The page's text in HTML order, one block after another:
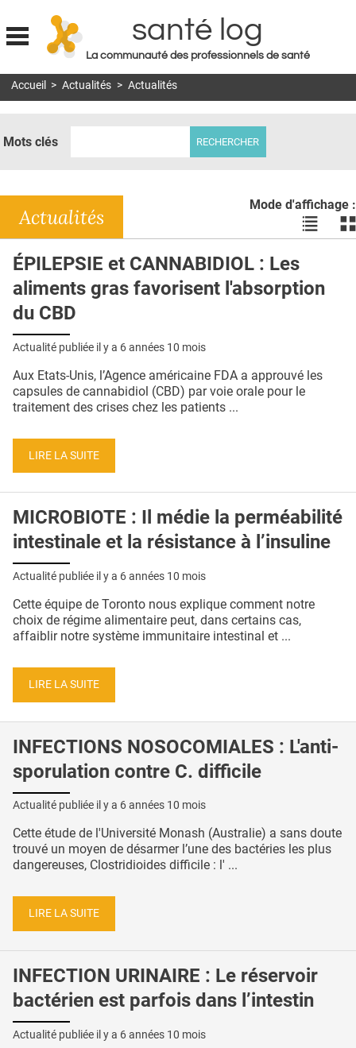
Jump to navigation
santé log
La communauté des professionnels de santé
MON COMPTE
DOSSIERS
RÉSEAUX
E-REVUE SAD
L'APP
PUBLICITÉ
CONTACT
Accueil > Actualités > Actualités
Mots clés
Mode d'affichage :
Voir
les
liste
les
Actualités
ÉPILEPSIE et CANNABIDIOL : Les
aliments gras favorisent l'absorption
du CBD
Actualité publiée il y a 6 années 10 mois
Aux Etats-Unis, l’Agence américaine FDA a approuvé les
capsules de cannabidiol (CBD) par voie orale pour le
traitement des crises chez les patients ...
LIRE LA SUITE
MICROBIOTE : Il médie la perméabilité
intestinale et la résistance à l’insuline
Actualité publiée il y a 6 années 10 mois
Cette équipe de Toronto nous explique comment notre
choix de régime alimentaire peut, dans certains cas,
affaiblir notre système immunitaire intestinal et ...
LIRE LA SUITE
INFECTIONS NOSOCOMIALES : L'anti-
sporulation contre C. difficile
Actualité publiée il y a 6 années 10 mois
Cette étude de l'Université Monash (Australie) a sans doute
trouvé un moyen de désarmer l’une des bactéries les plus
dangereuses, Clostridioides difficile : l' ...
LIRE LA SUITE
INFECTION URINAIRE : Le réservoir
bactérien est parfois dans l’intestin
Actualité publiée il y a 6 années 10 mois